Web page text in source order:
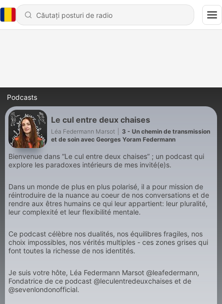
Podcasts
Le cul entre deux chaises
Léa Federmann Marsot
3 - Un chemin de transmission
et de soin avec Georges Yoram Federmann
Bienvenue dans “Le cul entre deux chaises” ; un podcast qui
explore les paradoxes intérieurs de mes invité(e)s.
Dans un monde de plus en plus polarisé, il a pour mission de
réintroduire de la nuance au coeur de nos conversations et de
rendre aux êtres humains ce qui leur appartient: leur pluralité,
leur complexité et leur flexibilité mentale.
Ce podcast célèbre nos dualités, nos équilibres fragiles, nos
choix impossibles, nos vérités multiples - ces zones grises qui
font toutes la richesse de nos identités.
Je suis votre hôte, Léa Federmann Marsot @leafedermann,
Fondatrice de ce podcast @leculentredeuxchaises et de
@sevenlondonofficial.